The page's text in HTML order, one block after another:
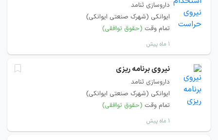
داروسازی ثنامد
ایوانکی (شهرک صنعتی ایوانکی)
تمام وقت (حقوق توافقی)
۱ ماه پیش
نیروی برنامه ریزی
داروسازی ثنامد
ایوانکی (شهرک صنعتی ایوانکی)
تمام وقت (حقوق توافقی)
۱ ماه پیش